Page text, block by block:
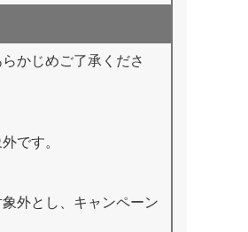
かじめご了承くださ
です。
外とし、キャンペーン